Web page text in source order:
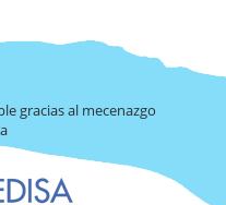
gracias al mecenazgo